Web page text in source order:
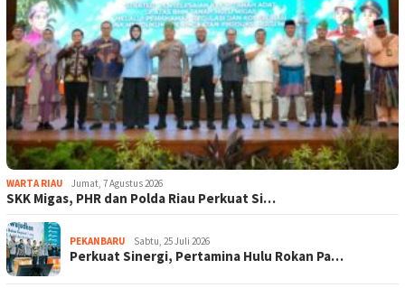
WARTA RIAU Jumat, 7 Agustus 2026
SKK Migas, PHR dan Polda Riau Perkuat Si…
PEKANBARU Sabtu, 25 Juli 2026
Perkuat Sinergi, Pertamina Hulu Rokan Pa…